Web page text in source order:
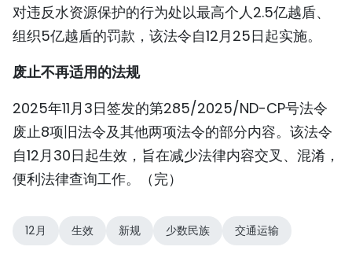
对违反水资源保护的行为处以最高个人2.5亿越盾、
组织5亿越盾的罚款，该法令自12月25日起实施。
废止不再适用的法规
2025年11月3日签发的第285/2025/ND-CP号法令
废止8项旧法令及其他两项法令的部分内容。该法令
自12月30日起生效，旨在减少法律内容交叉、混淆，
便利法律查询工作。（完）
12月 生效 新规 少数民族 交通运输